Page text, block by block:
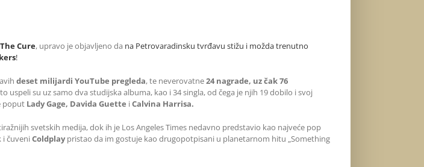
The Cure, upravo je objavljeno da na Petrovaradinsku tvrđavu stižu i možda trenutno
!
deset milijardi YouTube pregleda, te neverovatne24 nagrade, uz čak 76
uspeli su uz samo dva studijska albuma, kao i 34 singla, od čega je njih 19 dobilo i svoj
poput Lady Gage, Davida Guette iCalvina Harrisa.
svetskih medija, dok ih je Los Angeles Times nedavno predstavio kao najveće pop
i čuveniColdplaypristao da im gostuje kao drugopotpisani u planetarnom hitu „Something